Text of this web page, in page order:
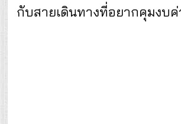
กับสายเดินทางที่อยากคุมงบค่